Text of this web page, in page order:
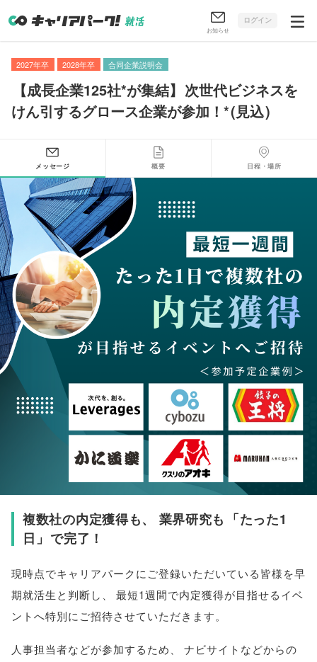
お知らせ
ログイン
2027年卒 2028年卒 合同企業説明会
【成長企業125社*が集結】 次世代ビジネスを
けん引するグロース企業が参加！*(見込)
メッセージ 概要 日程・場所
複数社の内定獲得も、 業界研究も 「たった1
日 」 で完了！
現時点でキャリアパークにご登録いただいている皆様を早
期就活生と判断し 、
最短1週間で内定獲得が目指せるイベ
ントへ特別にご招待させていただきます。
人事担当者などが参加するため、
ナビサイトなどからの